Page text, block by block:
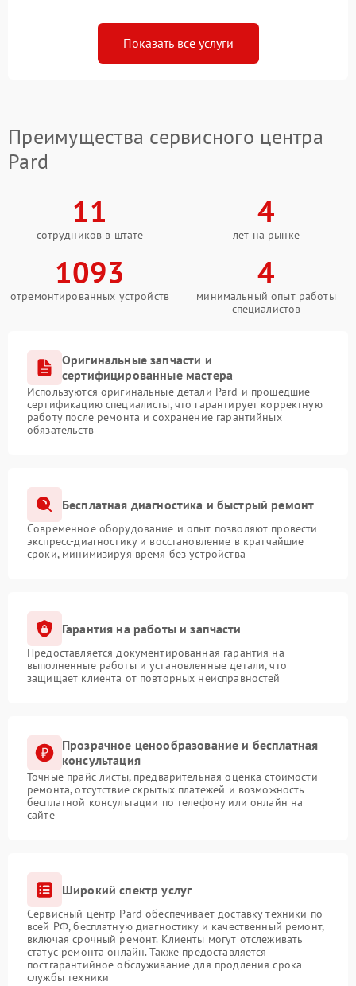
Показать все услуги
Преимущества сервисного центра
Pard
11
сотрудников в штате
4
лет на рынке
1093
отремонтированных устройств
4
минимальный опыт работы
специалистов
Оригинальные запчасти и
сертифицированные мастера
Используются оригинальные детали Pard и прошедшие
сертификацию специалисты, что гарантирует корректную
работу после ремонта и сохранение гарантийных
обязательств
Бесплатная диагностика и быстрый ремонт
Современное оборудование и опыт позволяют провести
экспресс-диагностику и восстановление в кратчайшие
сроки, минимизируя время без устройства
Гарантия на работы и запчасти
Предоставляется документированная гарантия на
выполненные работы и установленные детали, что
защищает клиента от повторных неисправностей
Прозрачное ценообразование и бесплатная
консультация
Точные прайс-листы, предварительная оценка стоимости
ремонта, отсутствие скрытых платежей и возможность
бесплатной консультации по телефону или онлайн на
сайте
Широкий спектр услуг
Сервисный центр Pard обеспечивает доставку техники по
всей РФ, бесплатную диагностику и качественный ремонт,
включая срочный ремонт. Клиенты могут отслеживать
статус ремонта онлайн. Также предоставляется
постгарантийное обслуживание для продления срока
службы техники